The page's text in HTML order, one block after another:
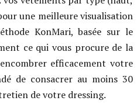
une meilleure visualisation
KonMari, basée sur le
ce qui vous procure de la
efficacement votre
de consacrer au moins 30
de votre dressing.